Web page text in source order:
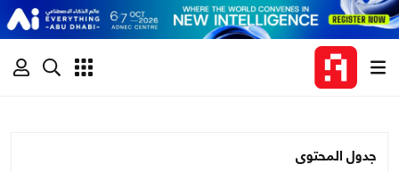
جدول المحتوى